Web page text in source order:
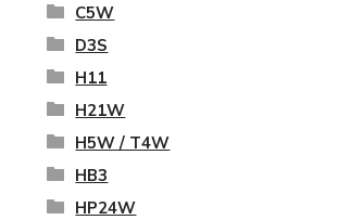
C5W
D3S
H11
H21W
H5W / T4W
HB3
HP24W